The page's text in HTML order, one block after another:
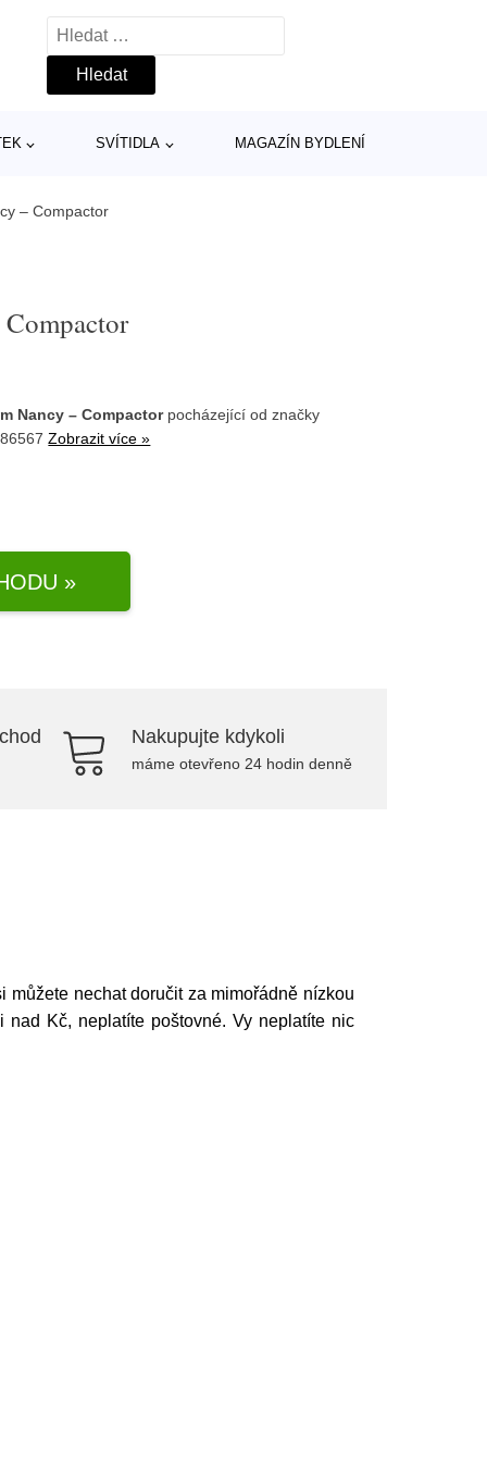
Vyhledávání
SVÍTIDLA MAGAZÍN BYDLENÍ
– Compactor
Nancy – Compactorpocházející od značky
Zobrazit více »
»
Nakupujte kdykoli
máme otevřeno 24 hodin denně
můžete nechat doručit za mimořádně nízkou
Kč, neplatíte poštovné. Vy neplatíte nic